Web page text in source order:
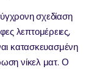
σχεδίαση
λεπτομέρειες,
κατασκευασμένη
νίκελ ματ. Ο